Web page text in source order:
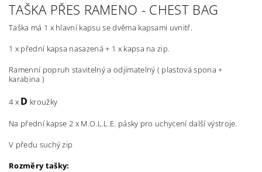
TAŠKA PŘES RAMENO - CHEST BAG
Taška má 1 x hlavní kapsu se dvěma kapsami uvnitř.
1 x přední kapsa nasazená + 1 x kapsa na zip.
Ramenní popruh stavitelný a odjímatelný ( plastová spona +
karabina )
4 x D kroužky
Na přední kapse 2 x M.O.L.L.E. pásky pro uchycení další výstroje.
V předu suchý zip
Rozměry tašky: